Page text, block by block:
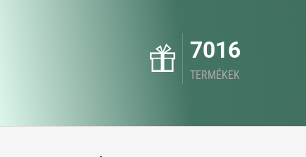
7016
TERMÉKEK